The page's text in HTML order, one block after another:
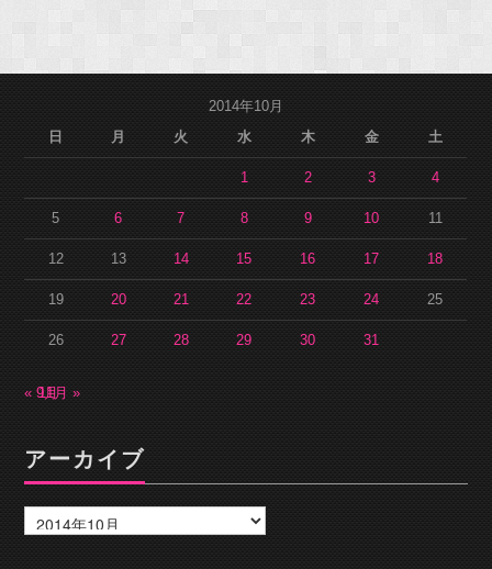
2014年10月
日
月 火 水 木 金 土
1 2 3 4
5 6 7 8 9 10 11
12 13 14 15 16 17 18
19 20 21 22 23 24 25
26 27 28 29 30 31
« 9月
11月 »
アーカイブ
ー
カ